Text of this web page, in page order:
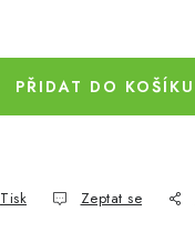
PŘIDAT DO KOŠÍKU
Tisk Zeptat se